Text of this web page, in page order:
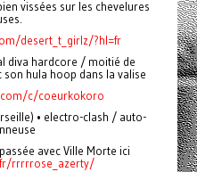
vissées sur les chevelures
desert_t_girlz/?hl=fr
diva hardcore / moitié de
hula hoop dans la valise
c/coeurkokoro
• electro-clash / auto-
avec Ville Morte ici
rrrrrose_azerty/